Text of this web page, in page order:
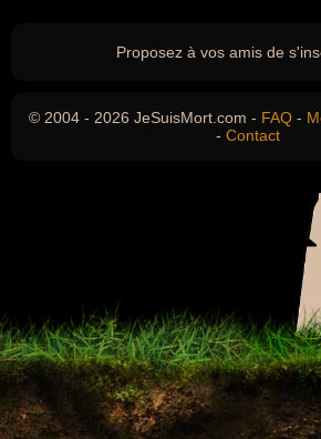
Proposez à vos amis de
© 2004 - 2026 JeSuisMort.com - FAQ -
- Contact